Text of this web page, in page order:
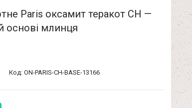
Paris оксамит теракот CH —
основі млинця
Код: ON-PARIS-CH-BASE-13166